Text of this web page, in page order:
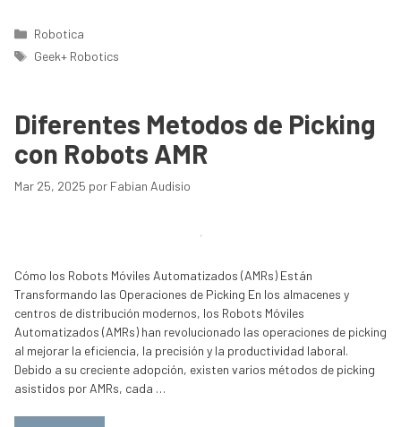
Categorías
Robotica
Etiquetas
Geek+ Robotics
Diferentes Metodos de Picking
con Robots AMR
Mar 25, 2025 por Fabian Audisio
Cómo los Robots Móviles Automatizados (AMRs) Están
Transformando las Operaciones de Picking En los almacenes y
centros de distribución modernos, los Robots Móviles
Automatizados (AMRs) han revolucionado las operaciones de picking
al mejorar la eficiencia, la precisión y la productividad laboral.
Debido a su creciente adopción, existen varios métodos de picking
asistidos por AMRs, cada …